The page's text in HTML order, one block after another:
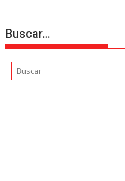
Buscar…